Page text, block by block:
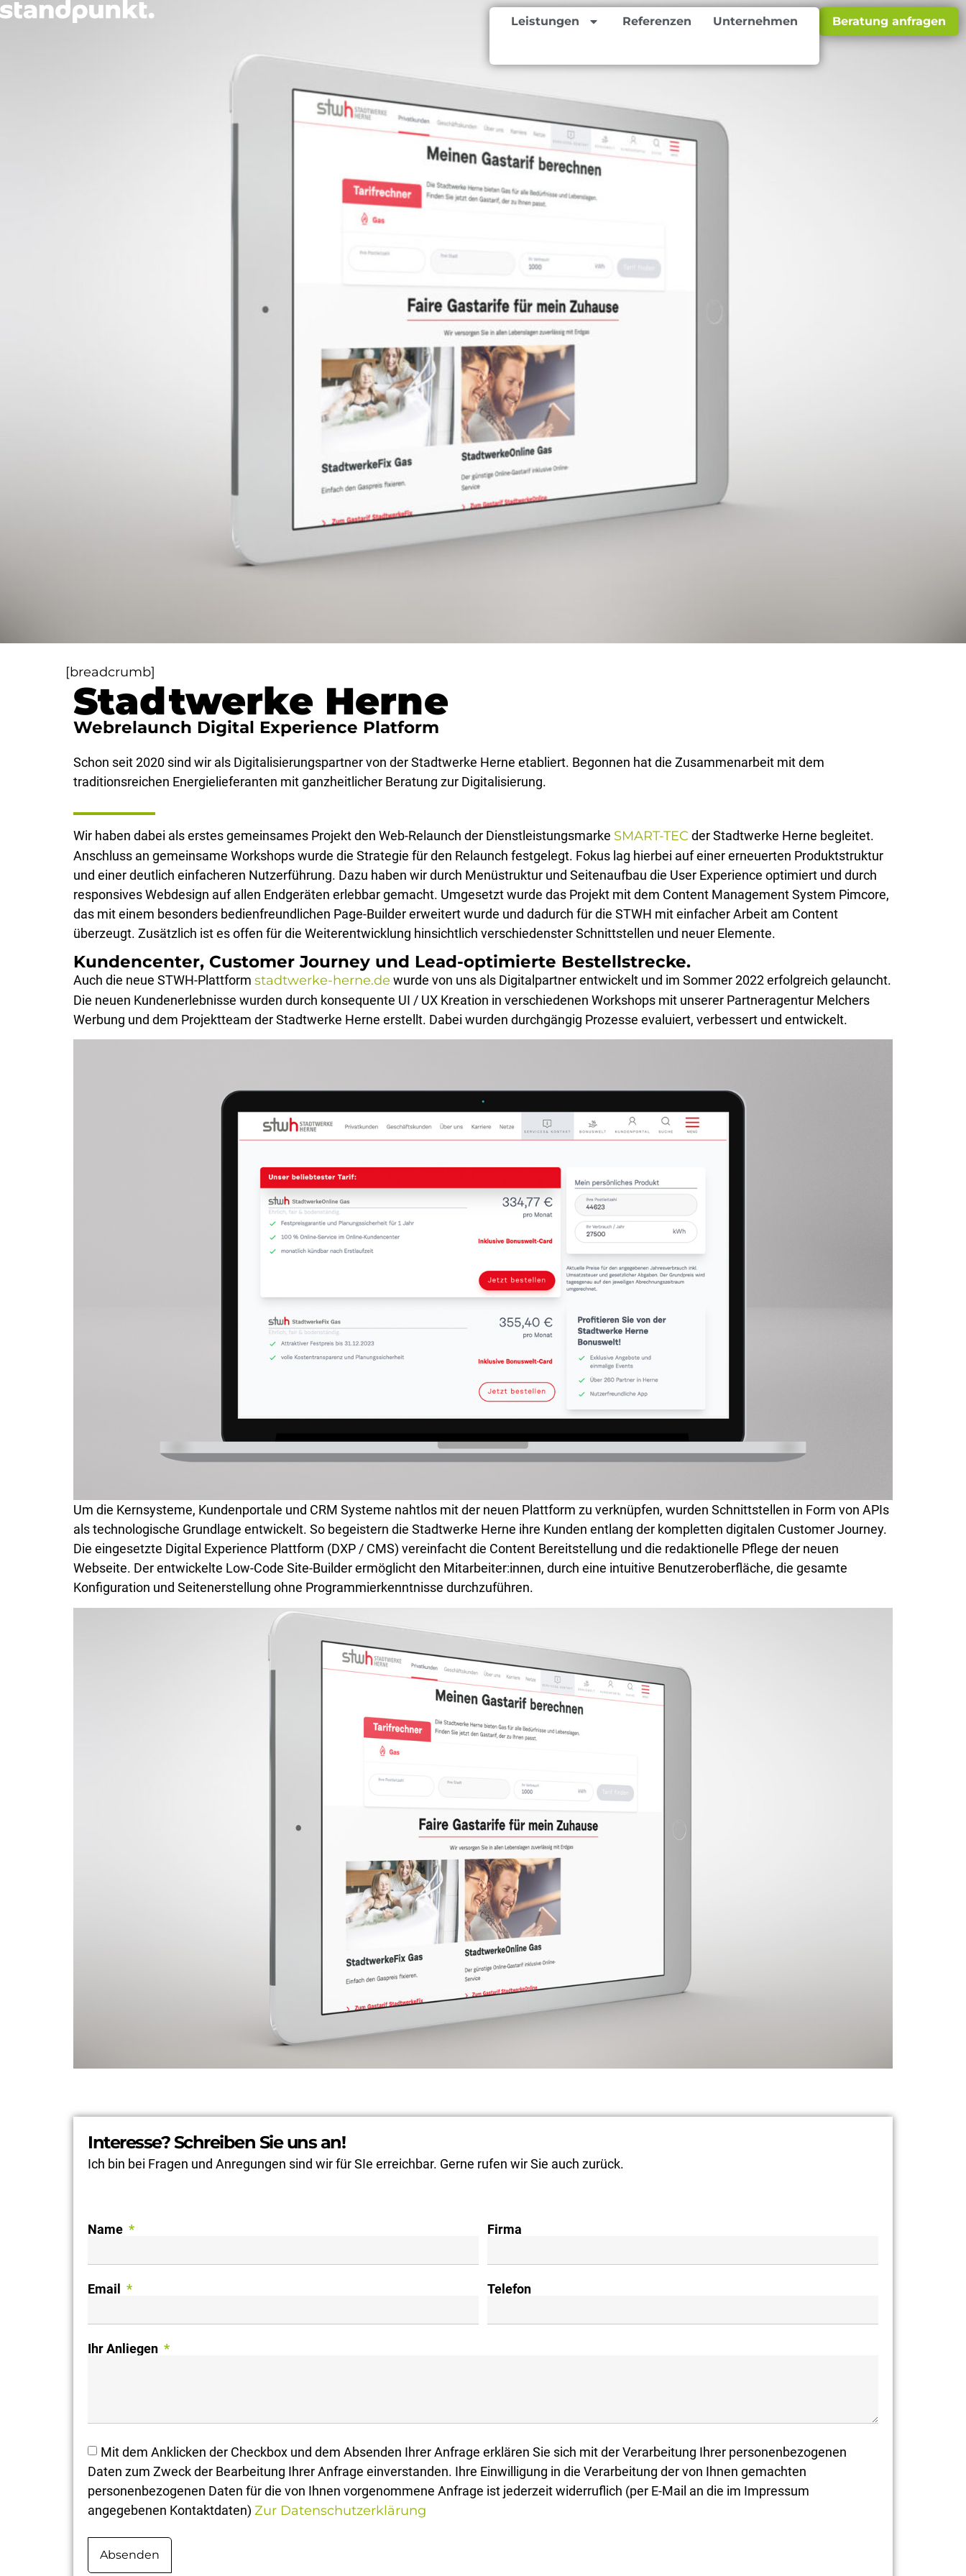
Beratung anfragen
Leistungen Referenzen Unternehmen
[breadcrumb]
Stadtwerke Herne
Webrelaunch Digital Experience Platform
Schon seit 2020 sind wir als Digitalisierungspartner von der Stadtwerke Herne etabliert. Begonnen hat die Zusammenarbeit mit dem
traditionsreichen Energielieferanten mit ganzheitlicher Beratung zur Digitalisierung.
Wir haben dabei als erstes gemeinsames Projekt den Web-Relaunch der Dienstleistungsmarke SMART-TEC der Stadtwerke Herne begleitet.
Anschluss an gemeinsame Workshops wurde die Strategie für den Relaunch festgelegt. Fokus lag hierbei auf einer erneuerten Produktstruktur
und einer deutlich einfacheren Nutzerführung. Dazu haben wir durch Menüstruktur und Seitenaufbau die User Experience optimiert und durch
responsives Webdesign auf allen Endgeräten erlebbar gemacht. Umgesetzt wurde das Projekt mit dem Content Management System Pimcore,
das mit einem besonders bedienfreundlichen Page-Builder erweitert wurde und dadurch für die STWH mit einfacher Arbeit am Content
überzeugt. Zusätzlich ist es offen für die Weiterentwicklung hinsichtlich verschiedenster Schnittstellen und neuer Elemente.
Kundencenter, Customer Journey und Lead-optimierte Bestellstrecke.
Auch die neue STWH-Plattform stadtwerke-herne.de wurde von uns als Digitalpartner entwickelt und im Sommer 2022 erfolgreich gelauncht.
Die neuen Kundenerlebnisse wurden durch konsequente UI / UX Kreation in verschiedenen Workshops mit unserer Partneragentur Melchers
Werbung und dem Projektteam der Stadtwerke Herne erstellt. Dabei wurden durchgängig Prozesse evaluiert, verbessert und entwickelt.
Um die Kernsysteme, Kundenportale und CRM Systeme nahtlos mit der neuen Plattform zu verknüpfen, wurden Schnittstellen in Form von APIs
als technologische Grundlage entwickelt. So begeistern die Stadtwerke Herne ihre Kunden entlang der kompletten digitalen Customer Journey.
Die eingesetzte Digital Experience Plattform (DXP / CMS) vereinfacht die Content Bereitstellung und die redaktionelle Pflege der neuen
Webseite. Der entwickelte Low-Code Site-Builder ermöglicht den Mitarbeiter:innen, durch eine intuitive Benutzeroberfläche, die gesamte
Konfiguration und Seitenerstellung ohne Programmierkenntnisse durchzuführen.
Interesse? Schreiben Sie uns an!
Ich bin bei Fragen und Anregungen sind wir für SIe erreichbar. Gerne rufen wir Sie auch zurück.
Name Firma
Email Telefon
Ihr Anliegen
Mit dem Anklicken der Checkbox und dem Absenden Ihrer Anfrage erklären Sie sich mit der Verarbeitung Ihrer personenbezogenen
Daten zum Zweck der Bearbeitung Ihrer Anfrage einverstanden. Ihre Einwilligung in die Verarbeitung der von Ihnen gemachten
personenbezogenen Daten für die von Ihnen vorgenommene Anfrage ist jederzeit widerruflich (per E-Mail an die im Impressum
angegebenen Kontaktdaten) Zur Datenschutzerklärung
Absenden